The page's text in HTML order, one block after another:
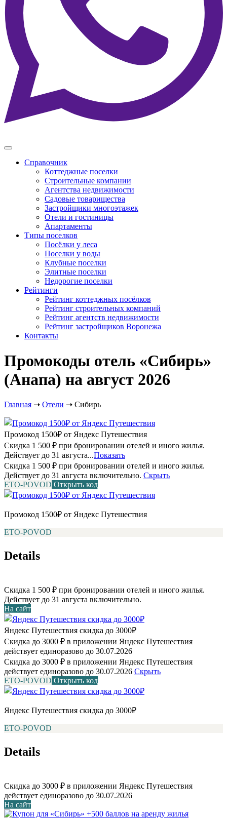
Справочник
Коттеджные поселки
Строительные компании
Агентства недвижимости
Садовые товарищества
Застройщики многоэтажек
Отели и гостиницы
Апартаменты
Типы поселков
Посёлки у леса
Поселки у воды
Клубные поселки
Элитные поселки
Недорогие поселки
Рейтинги
Рейтинг коттеджных посёлков
Рейтинг строительных компаний
Рейтинг агентств недвижимости
Рейтинг застройщиков Воронежа
Контакты
Промокоды отель «Сибирь»
(Анапа) на август 2026
Главная ➝ Отели ➝ Сибирь
Промокод 1500₽ от Яндекс Путешествия
Скидка 1 500 ₽ при бронировании отелей и иного жилья.
Действует до 31 августа...Показать
Скидка 1 500 ₽ при бронировании отелей и иного жилья.
Действует до 31 августа включительно. Скрыть
ETO-POVOD Открыть код
Промокод 1500₽ от Яндекс Путешествия
ETO-POVOD
Details
Скидка 1 500 ₽ при бронировании отелей и иного жилья.
Действует до 31 августа включительно.
На сайт
Яндекс Путешествия скидка до 3000₽
Скидка до 3000 ₽ в приложении Яндекс Путешествия
действует единоразово до 30.07.2026
Скидка до 3000 ₽ в приложении Яндекс Путешествия
действует единоразово до 30.07.2026 Скрыть
ETO-POVOD Открыть код
Яндекс Путешествия скидка до 3000₽
ETO-POVOD
Details
Скидка до 3000 ₽ в приложении Яндекс Путешествия
действует единоразово до 30.07.2026
На сайт